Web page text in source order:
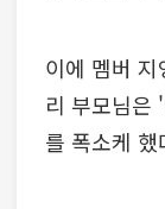
이에 멤버
리 부모님은
를 폭소케 했